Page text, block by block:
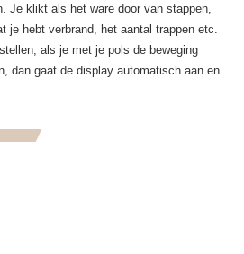
Je klikt als het ware door van stappen,
je hebt verbrand, het aantal trappen etc.
als je met je pols de beweging
dan gaat de display automatisch aan en